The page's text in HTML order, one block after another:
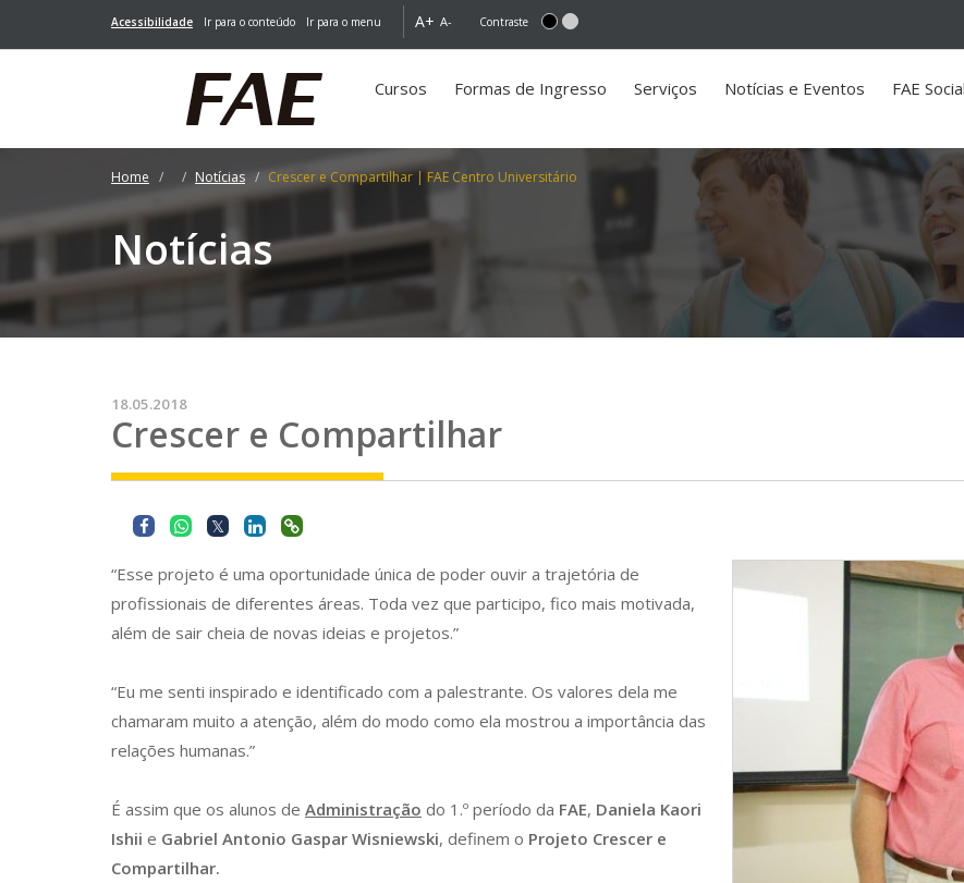
Acessibilidade Ir para o conteúdo Ir para o menu A+ A- Contraste
Cursos Formas de Ingresso Serviços Notícias e Eventos FAE Social
Home Notícias Crescer e Compartilhar | FAE Centro Universitário
Notícias
18.05.2018
Crescer e Compartilhar
“Esse projeto é uma oportunidade única de poder ouvir a trajetória de
profissionais de diferentes áreas. Toda vez que participo, fico mais motivada,
além de sair cheia de novas ideias e projetos.”
“Eu me senti inspirado e identificado com a palestrante. Os valores dela me
chamaram muito a atenção, além do modo como ela mostrou a importância das
relações humanas.”
É assim que os alunos de Administração do 1.º período da FAE, Daniela Kaori
Ishii e Gabriel Antonio Gaspar Wisniewski, definem o Projeto Crescer e
Compartilhar.